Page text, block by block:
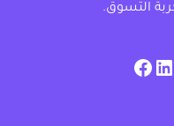
التسوق.
facebook